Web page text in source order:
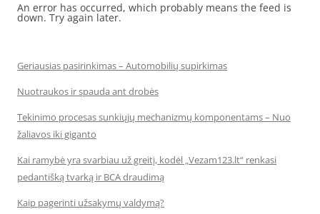
An error has occurred, which probably means the feed is
down. Try again later.
Geriausias pasirinkimas – Automobilių supirkimas
Nuotraukos ir spauda ant drobės
Tekinimo procesas sunkiųjų mechanizmų komponentams – Nuo
žaliavos iki giganto
Kai ramybė yra svarbiau už greitį, kodėl „Vezam123.lt“ renkasi
pedantišką tvarką ir BCA draudimą
Kaip pagerinti užsakymų valdymą?